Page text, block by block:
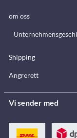
om oss
Shipping
Angrerett
Vi sender med